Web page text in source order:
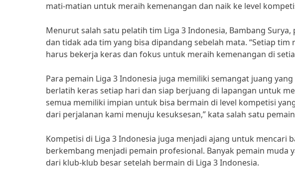
mati-matian untuk meraih kemenangan dan naik ke level
Menurut salah satu pelatih tim Liga 3 Indonesia, Bambang
dan tidak ada tim yang bisa dipandang sebelah mata. “Setiap
harus bekerja keras dan fokus untuk meraih kemenangan di
Para pemain Liga 3 Indonesia juga memiliki semangat juang
berlatih keras setiap hari dan siap berjuang di lapangan untuk
semua memiliki impian untuk bisa bermain di level kompetisi
dari perjalanan kami menuju kesuksesan,” kata salah satu
Kompetisi di Liga 3 Indonesia juga menjadi ajang untuk mencari
berkembang menjadi pemain profesional. Banyak pemain muda
dari klub-klub besar setelah bermain di Liga 3 Indonesia.